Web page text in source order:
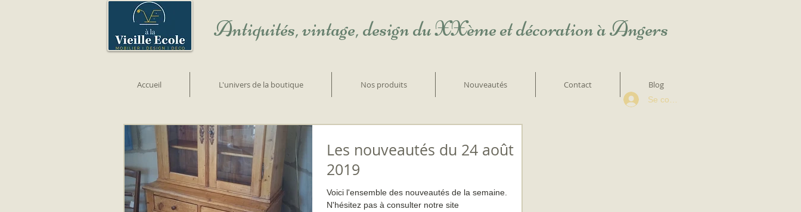
Antiquités, vintage, design du XXème et décoration à Angers
Se connecter
Accueil L'univers de la boutique Nos produits Nouveautés Contact Blog
Les nouveautés du 24 août
2019
Voici l'ensemble des nouveautés de la semaine.
N'hésitez pas à consulter notre site